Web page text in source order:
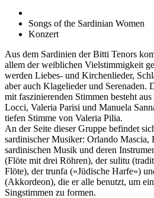
Songs of the Sardinian Women
Konzert
Aus dem Sardinien der Bitti Tenors
allem der weiblichen Vielstimmigkeit
werden Liebes- und Kirchenlieder,
aber auch Klagelieder und Serenaden.
mit faszinierenden Stimmen besteht
Locci, Valeria Parisi und Manuela
tiefen Stimme von Valeria Pilia.
An der Seite dieser Gruppe befindet
sardinischer Musiker: Orlando Mascia,
sardinischen Musik und deren
(Flöte mit drei Röhren), der sulitu
Flöte), der trunfa (»Jüdische Harfe«)
(Akkordeon), die er alle benutzt, um
Singstimmen zu formen.